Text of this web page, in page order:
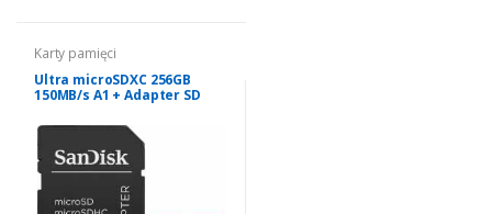
Karty pamięci
Ultra microSDXC 256GB
150MB/s A1 + Adapter SD